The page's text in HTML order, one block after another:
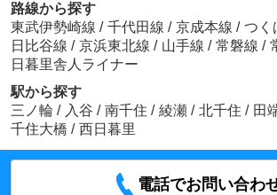
路線から探す
東武伊勢崎線 / 千代田線 / 京成本線 / つく
日比谷線 / 京浜東北線 / 山手線 / 常磐線 /
日暮里舎人ライナー
駅から探す
三ノ輪 / 入谷 / 南千住 / 綾瀬 / 北千住 / 田
千住大橋 / 西日暮里
電話でお問い合わ